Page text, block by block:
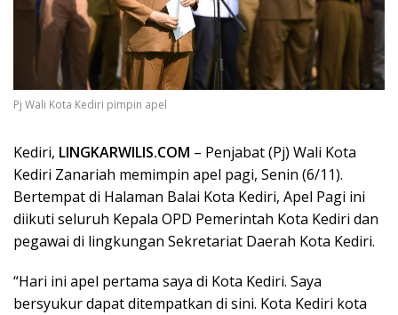
Pj Wali Kota Kediri pimpin apel
Kediri, LINGKARWILIS.COM – Penjabat (Pj) Wali Kota
Kediri Zanariah memimpin apel pagi, Senin (6/11).
Bertempat di Halaman Balai Kota Kediri, Apel Pagi ini
diikuti seluruh Kepala OPD Pemerintah Kota Kediri dan
pegawai di lingkungan Sekretariat Daerah Kota Kediri.
“Hari ini apel pertama saya di Kota Kediri. Saya
bersyukur dapat ditempatkan di sini. Kota Kediri kota